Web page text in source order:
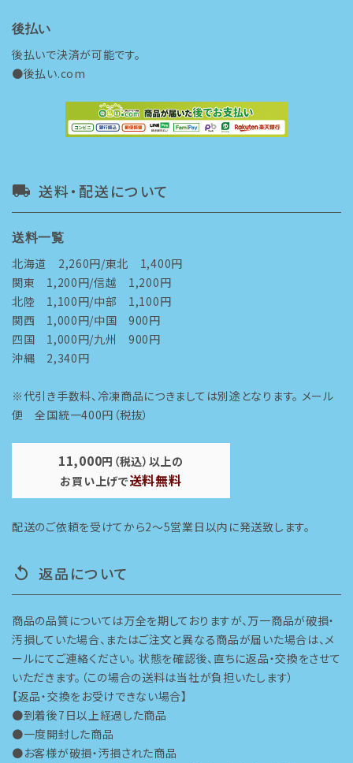
後払い
後払いで決済が可能です。
●後払い.com
local_shipping 送料・配送について
送料一覧
北海道 2,260円/東北 1,400円
関東 1,200円/信越 1,200円
北陸 1,100円/中部 1,100円
関西 1,000円/中国 900円
四国 1,000円/九州 900円
沖縄 2,340円
※代引き手数料、冷凍商品につきましては別途となります。 メール
便 全国統一400円（税抜）
11,000円（税込）以上の
お買い上げで送料無料
配送のご依頼を受けてから2～5営業日以内に発送致します。
replay 返品について
商品の品質については万全を期しておりますが、万一商品が破損・
汚損していた場合、またはご注文と異なる商品が届いた場合は、メ
ールにてご連絡ください。 状態を確認後、直ちに返品・交換をさせて
いただきます。（この場合の送料は当社が負担いたします）
【返品・交換をお受けできない場合】
●到着後7日以上経過した商品
●一度開封した商品
●お客様が破損・汚損された商品